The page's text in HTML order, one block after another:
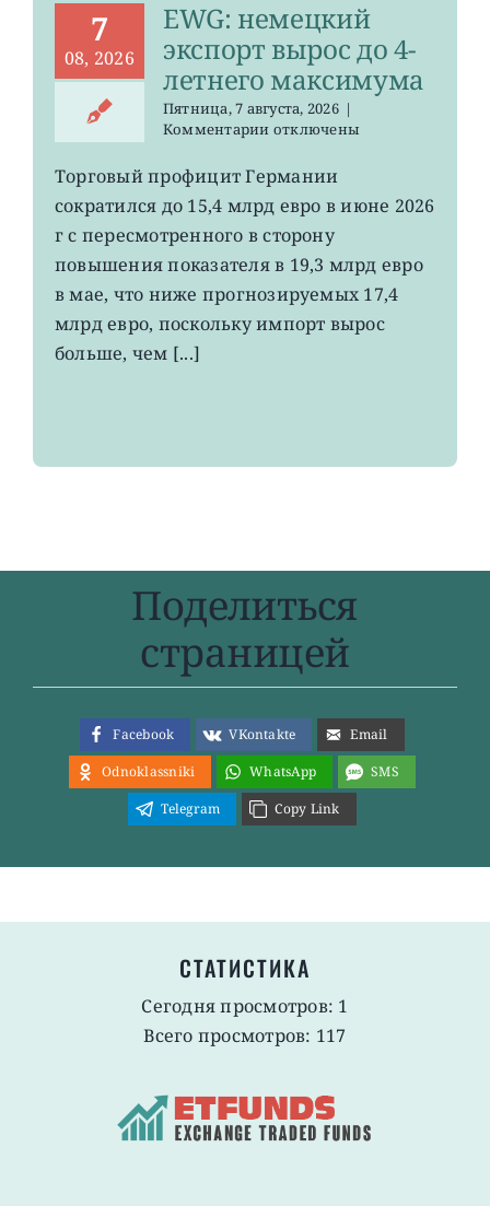
7
08, 2026
EWG: немецкий
экспорт вырос до 4-
летнего максимума
Пятница, 7 августа, 2026 |
Комментариик
EWG:
немецкий
экспорт
вырос
4-
летнего
отключены
Торговый профицит Германии
сократился до 15,4 млрд евро в июне 2026
г с пересмотренного в сторону
повышения показателя в 19,3 млрд евро
в мае, что ниже прогнозируемых 17,4
млрд евро, поскольку импорт вырос
больше, чем [...]
Поделиться
страницей
Facebook VKontakte
Email
Odnoklassniki
WhatsApp
SMS
Telegram
Copy Link
СТАТИСТИКА
Сегодня просмотров: 1
Всего просмотров: 117